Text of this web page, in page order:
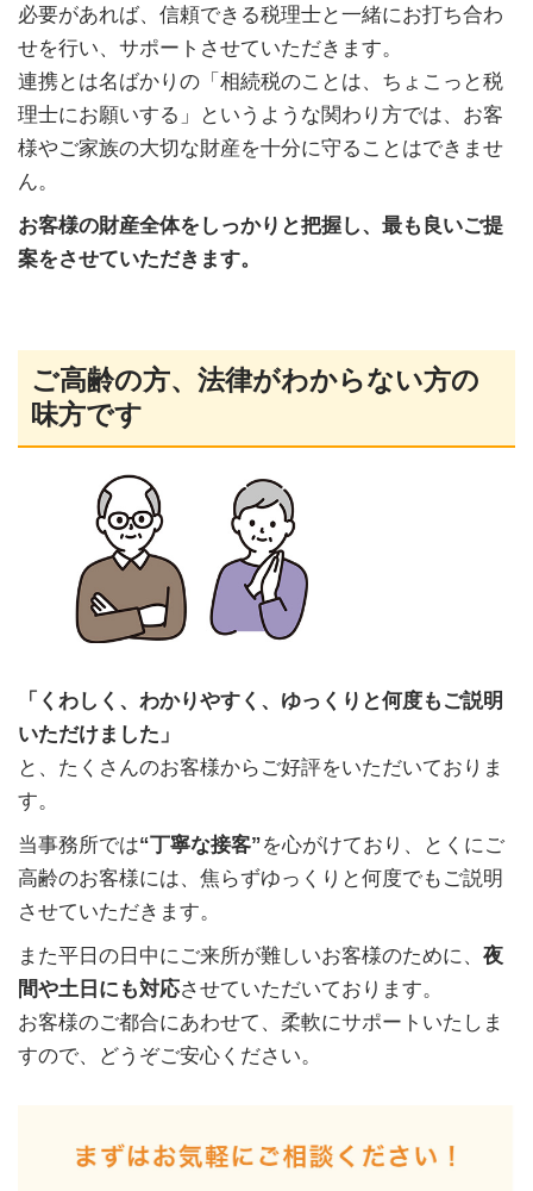
必要があれば、信頼できる税理士と一緒にお打ち合わ
せを行い、サポートさせていただきます。
連携とは名ばかりの「相続税のことは、ちょこっと税
理士にお願いする」というような関わり方では、お客
様やご家族の大切な財産を十分に守ることはできませ
ん。
お客様の財産全体をしっかりと把握し、最も良いご提
案をさせていただきます。
ご高齢の方、法律がわからない方の
味方です
「くわしく、わかりやすく、ゆっくりと何度もご説明
いただけました」
と、たくさんのお客様からご好評をいただいておりま
す。
当事務所では“丁寧な接客”を心がけており、とくにご
高齢のお客様には、焦らずゆっくりと何度でもご説明
させていただきます。
また平日の日中にご来所が難しいお客様のために、 夜
間や土日にも対応させていただいております。
お客様のご都合にあわせて、柔軟にサポートいたしま
すので、どうぞご安心ください。